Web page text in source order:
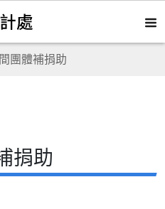
團體補捐助
捐助